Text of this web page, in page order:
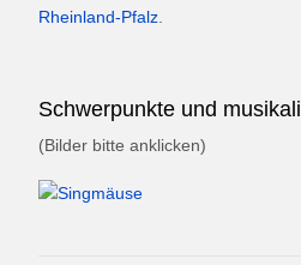
Rheinland-Pfalz
Schwerpunkte und
(Bilder bitte anklicken)